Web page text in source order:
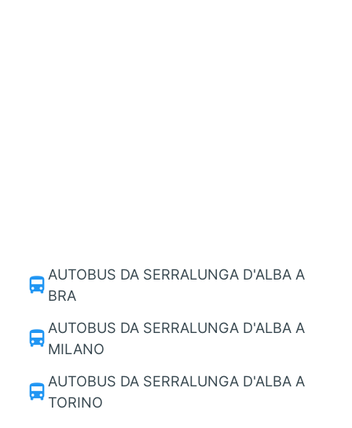
directions_bus AUTOBUS DA SERRALUNGA D'ALBA A
BRA
directions_bus AUTOBUS DA SERRALUNGA D'ALBA A
MILANO
directions_bus AUTOBUS DA SERRALUNGA D'ALBA A
TORINO